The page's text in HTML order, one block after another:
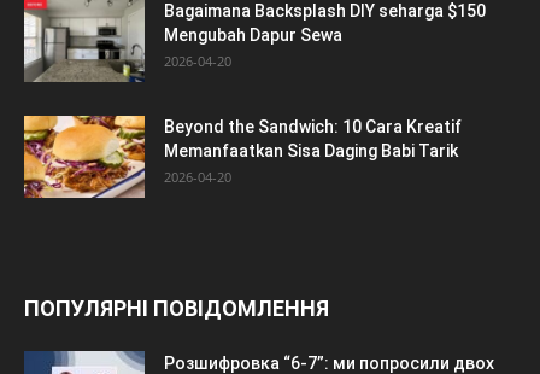
Bagaimana Backsplash DIY seharga $150
Mengubah Dapur Sewa
2026-04-20
Beyond the Sandwich: 10 Cara Kreatif
Memanfaatkan Sisa Daging Babi Tarik
2026-04-20
ПОПУЛЯРНІ ПОВІДОМЛЕННЯ
Розшифровка “6-7”: ми попросили двох